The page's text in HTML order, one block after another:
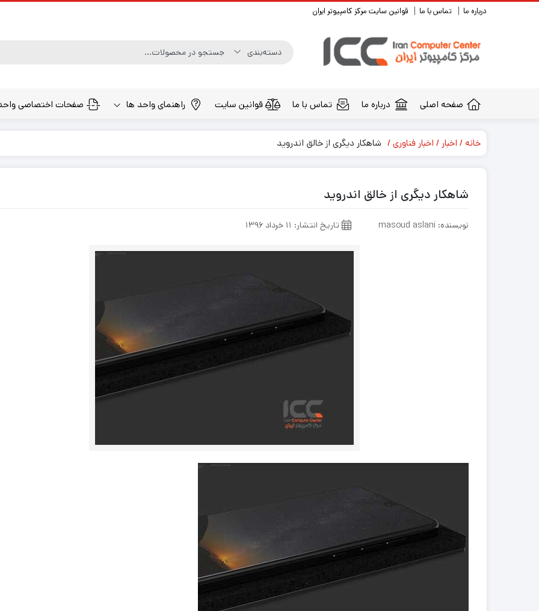
درباره ما تماس با ما قوانین سایت مرکز کامپیوتر ایران
صفحه اصلی درباره ما تماس با ما قوانین سایت راهنمای واحد ها صفحات اختصاصی
خانه اخبار اخبار فناوری شاهکار دیگری از خالق اندروید
شاهکار دیگری از خالق اندروید
نویسنده: masoud aslani تاریخ انتشار: ۱۱ خرداد ۱۳۹۶